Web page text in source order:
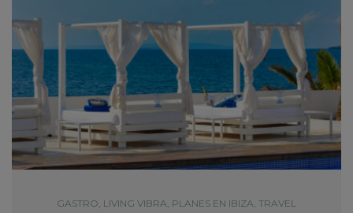
GASTRO, LIVING VIBRA, PLANES EN IBIZA, TRAVEL